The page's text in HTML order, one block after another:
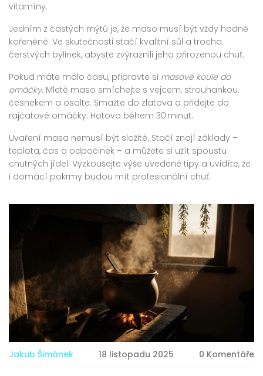
vitamíny.
Jedním z častých mýtů je, že maso musí být vždy hodně
kořeněné. Ve skutečnosti stačí kvalitní sůl a trocha
čerstvých bylinek, abyste zvýraznili jeho přirozenou chuť.
Pokud máte málo času, připravte si masové koule do
omáčky. Mleté maso smíchejte s vejcem, strouhankou,
česnekem a osolte. Smažte do zlatova a přidejte do
rajčatové omáčky. Hotovo během 30 minut.
Uvaření masa nemusí být složité. Stačí znají základy –
teplota, čas a odpočinek – a můžete si užít spoustu
chutných jídel. Vyzkoušejte výše uvedené tipy a uvidíte, že
i domácí pokrmy budou mít profesionální chuť.
Jakub Šimánek 18 listopadu 2025 0 Komentáře